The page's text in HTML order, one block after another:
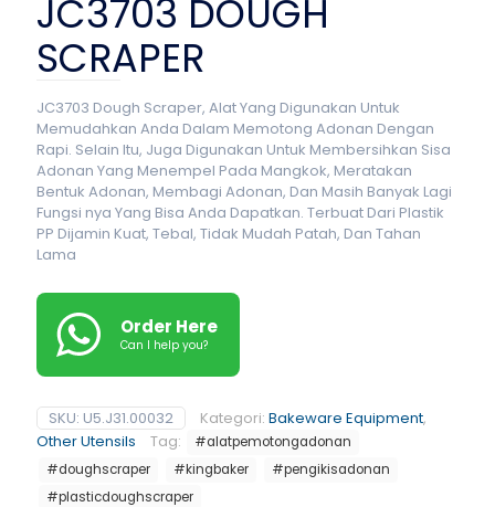
JC3703 DOUGH
SCRAPER
JC3703 Dough Scraper, Alat Yang Digunakan Untuk
Memudahkan Anda Dalam Memotong Adonan Dengan
Rapi. Selain Itu, Juga Digunakan Untuk Membersihkan Sisa
Adonan Yang Menempel Pada Mangkok, Meratakan
Bentuk Adonan, Membagi Adonan, Dan Masih Banyak Lagi
Fungsi nya Yang Bisa Anda Dapatkan. Terbuat Dari Plastik
PP Dijamin Kuat, Tebal, Tidak Mudah Patah, Dan Tahan
Lama
Order Here
Can I help you?
SKU: U5.J31.00032 Kategori: Bakeware Equipment,
Other Utensils
Tag:
#alatpemotongadonan
#doughscraper
#kingbaker
#pengikisadonan
#plasticdoughscraper